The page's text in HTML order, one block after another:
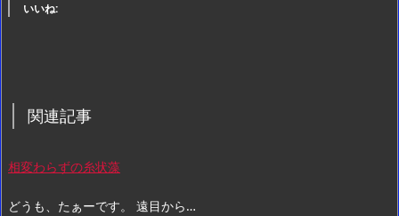
いいね:
関連記事
相変わらずの糸状藻
どうも、たぁーです。 遠目から…